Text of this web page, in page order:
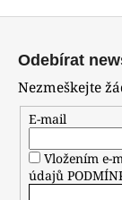
Odebírat
Nezmeškejte
E-mail
Vložením e-
údajů